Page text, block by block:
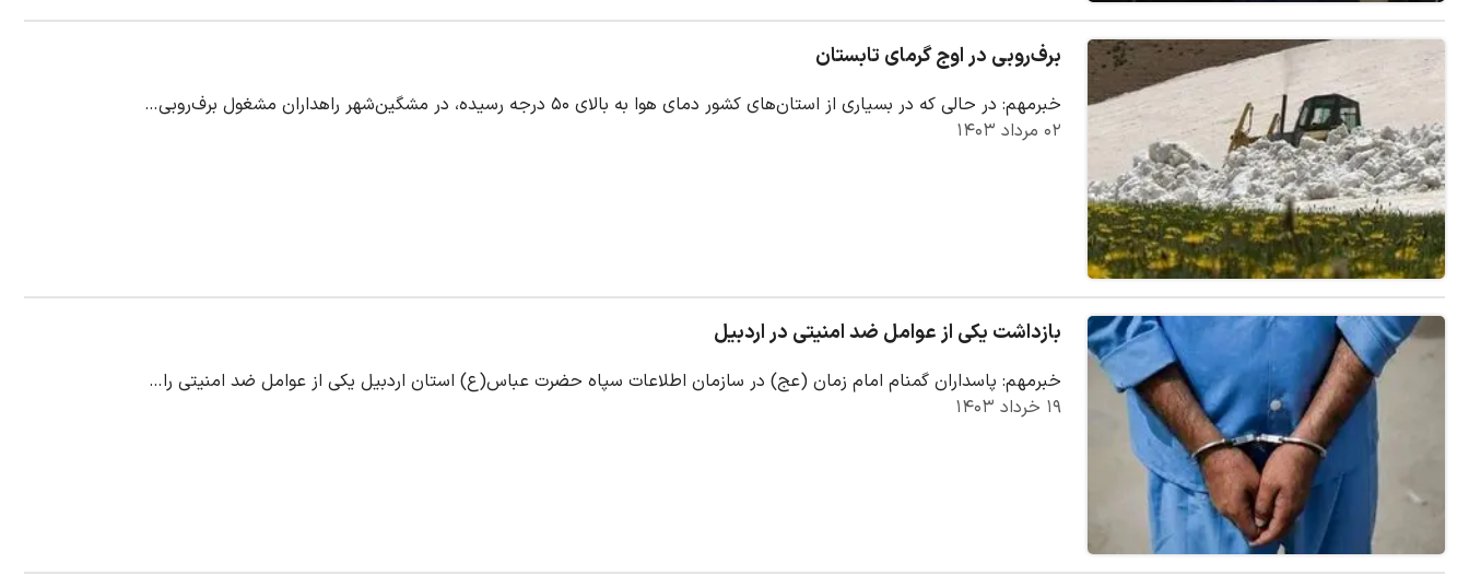
برف‌روبی در اوج گرمای تابستان
خبرمهم: در حالی که در بسیاری از استان‌های کشور دمای هوا به بالای ۵۰ درجه رسیده، در مشگین‌شهر راهداران مشغول برف‌روبی…
۰۲ مرداد ۱۴۰۳
بازداشت یکی از عوامل ضد امنیتی در اردبیل
خبرمهم: پاسداران گمنام امام زمان (عج) در سازمان اطلاعات سپاه حضرت عباس(ع) استان اردبیل یکی از عوامل ضد امنیتی را…
۱۹ خرداد ۱۴۰۳